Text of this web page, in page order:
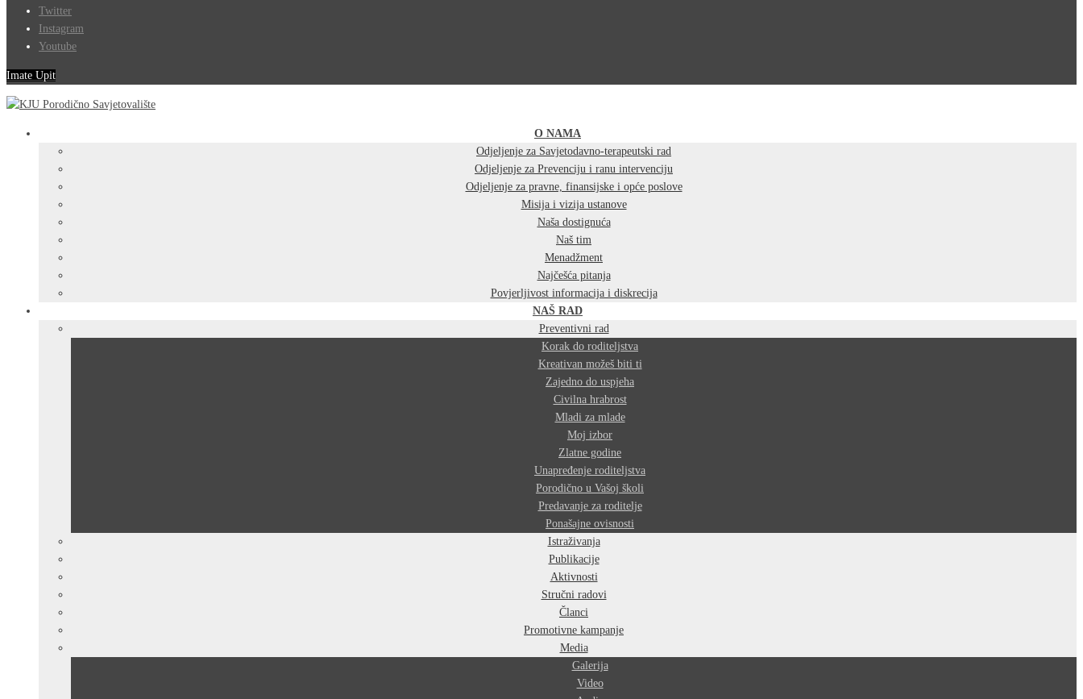
Twitter
Instagram
Youtube
Imate Upit
O NAMA
Odjeljenje za Savjetodavno-terapeutski rad
Odjeljenje za Prevenciju i ranu intervenciju
Odjeljenje za pravne, finansijske i opće poslove
Misija i vizija ustanove
Naša dostignuća
Naš tim
Menadžment
Najčešća pitanja
Povjerljivost informacija i diskrecija
NAŠ RAD
Preventivni rad
Korak do roditeljstva
Kreativan možeš biti ti
Zajedno do uspjeha
Civilna hrabrost
Mladi za mlade
Moj izbor
Zlatne godine
Unapređenje roditeljstva
Porodično u Vašoj školi
Predavanje za roditelje
Ponašajne ovisnosti
Istraživanja
Publikacije
Aktivnosti
Stručni radovi
Članci
Promotivne kampanje
Media
Galerija
Video